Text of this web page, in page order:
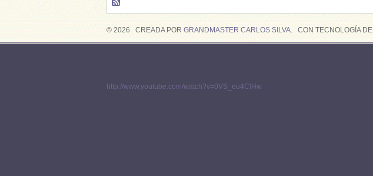
© 2026 CREADA POR GRANDMASTER CARLOS SILVA. CON TECNOLOGÍA DE
http://www.youtube.com/watch?v=0VS_eu4CIHw